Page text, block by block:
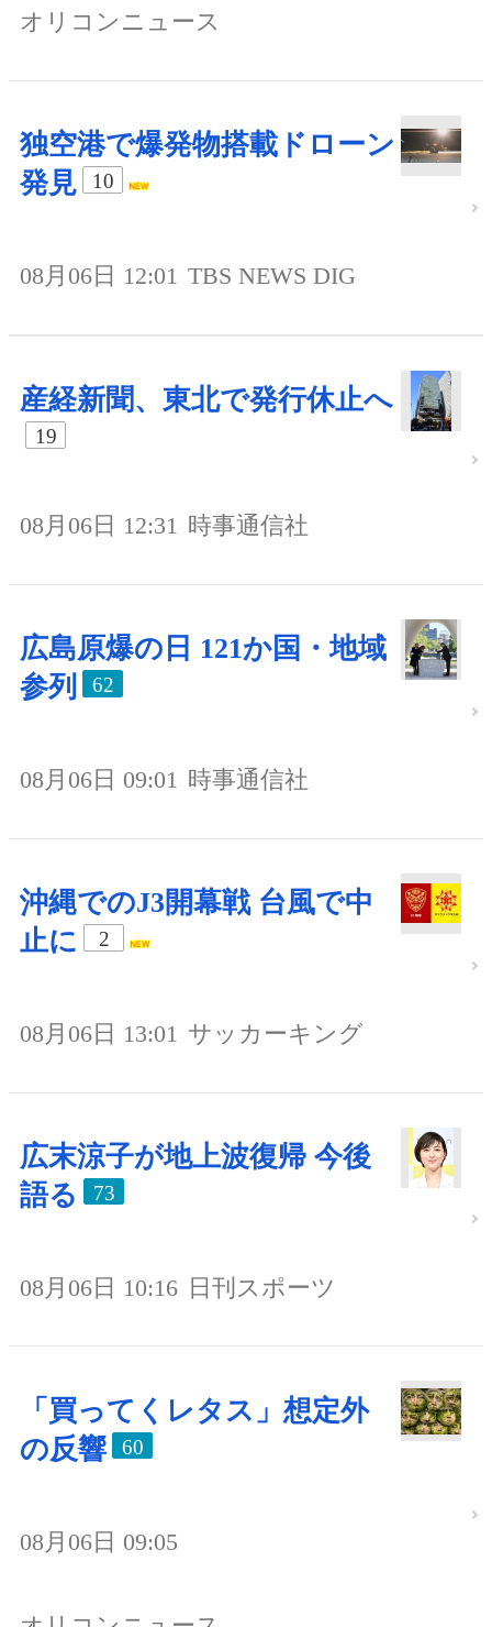
オリコンニュース
独空港で爆発物搭載ドローン
発見
10
08月06日 12:01 TBS NEWS DIG
産経新聞、東北で発行休止へ
19
08月06日 12:31 時事通信社
広島原爆の日 121か国・地域
参列
62
08月06日 09:01 時事通信社
沖縄でのJ3開幕戦 台風で中
止に
2
08月06日 13:01 サッカーキング
広末涼子が地上波復帰 今後
語る
73
08月06日 10:16 日刊スポーツ
「買ってくレタス」想定外
の反響
60
08月06日 09:05